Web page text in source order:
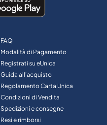
FAQ
Modalità di Pagamento
Registrati su eUnica
Guida all’acquisto
Regolamento Carta Unica
Condizioni di Vendita
Spedizioni e consegne
Resi e rimborsi